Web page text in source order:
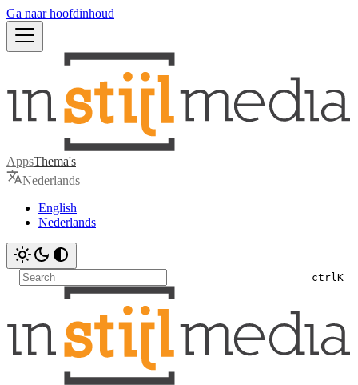
Ga naar hoofdinhoud
AppsThema's
Nederlands
English
Nederlands
ctrl K